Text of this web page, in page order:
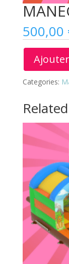
500,00
Categories: